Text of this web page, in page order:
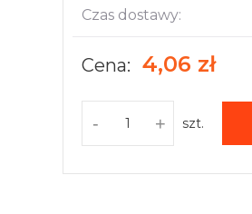
Czas dostawy:
Cena: 4,06 zł
- + szt.